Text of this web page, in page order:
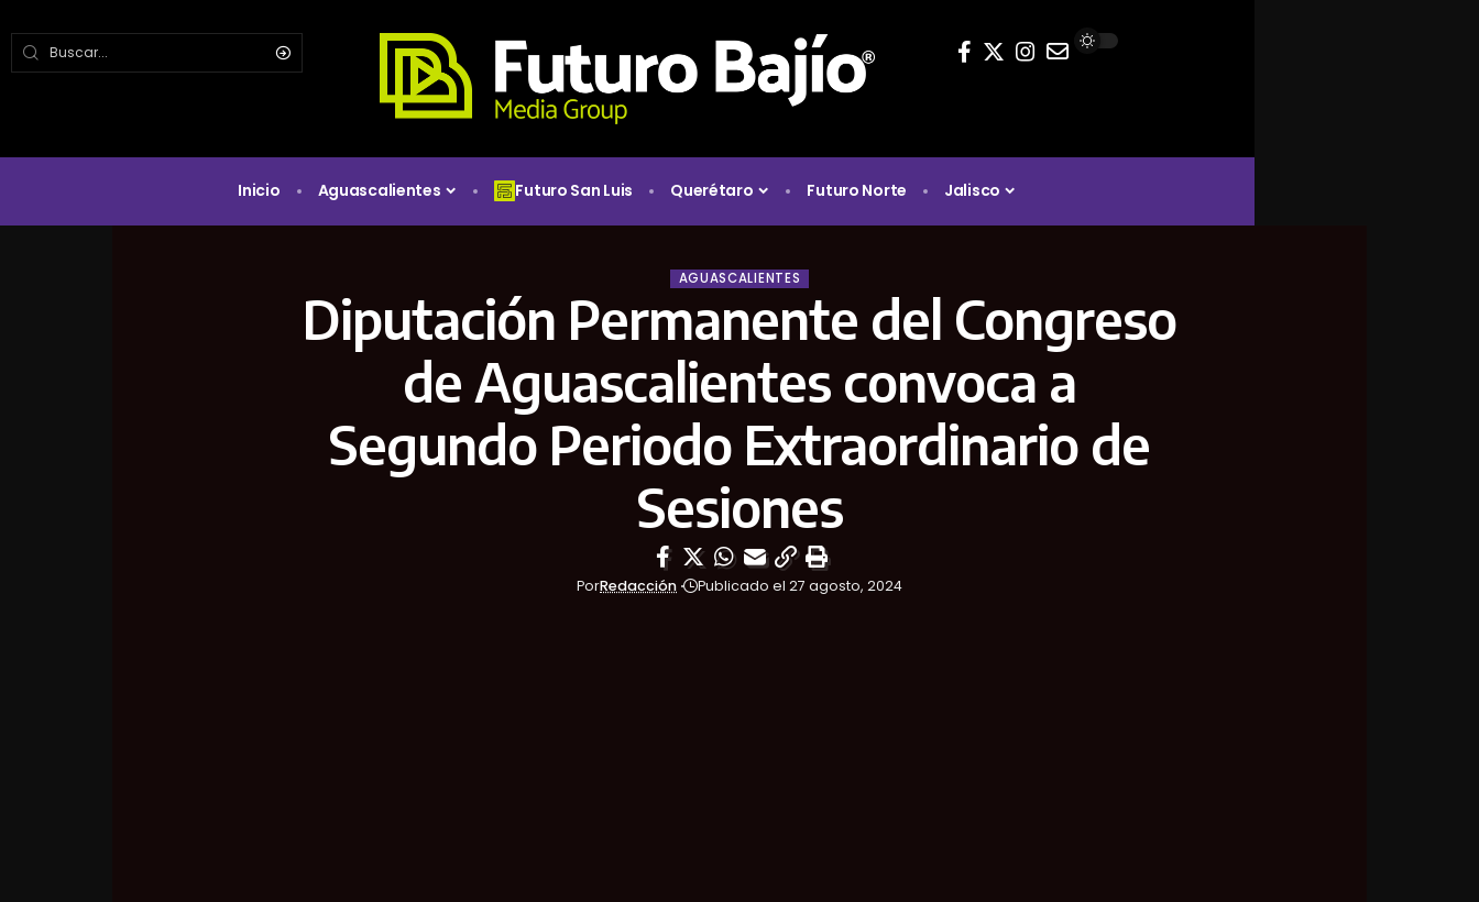
Inicio Aguascalientes Futuro San Luis Querétaro Futuro Norte Jalisco
AGUASCALIENTES
Diputación Permanente del Congreso
de Aguascalientes convoca a
Segundo Periodo Extraordinario de
Sesiones
PorRedacción Publicado el 27 agosto, 2024